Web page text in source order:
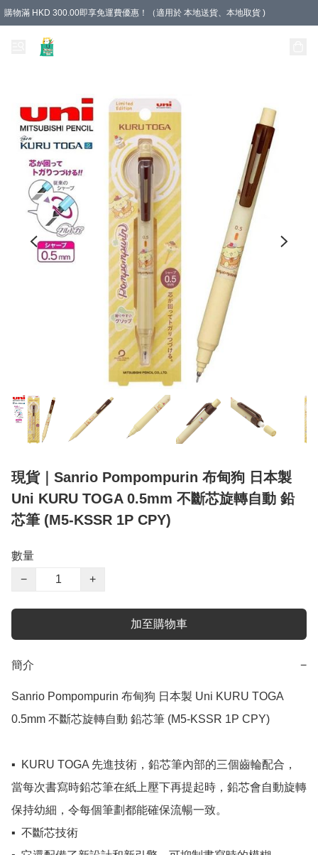
購物滿 HKD 300.00即享免運費優惠！（適用於 本地送貨、本地取貨 )
現貨｜Sanrio Pompompurin 布甸狗 日本製
Uni KURU TOGA 0.5mm 不斷芯旋轉自動 鉛
芯筆 (M5-KSSR 1P CPY)
數量
−
+
加至購物車
簡介 −
Sanrio Pompompurin 布甸狗 日本製 Uni KURU TOGA
0.5mm 不斷芯旋轉自動 鉛芯筆 (M5-KSSR 1P CPY)
▪️  KURU TOGA 先進技術，鉛芯筆內部的三個齒輪配合，
當每次書寫時鉛芯筆在紙上壓下再提起時，鉛芯會自動旋轉
保持幼細，令每個筆劃都能確保流暢一致。
▪️  不斷芯技術